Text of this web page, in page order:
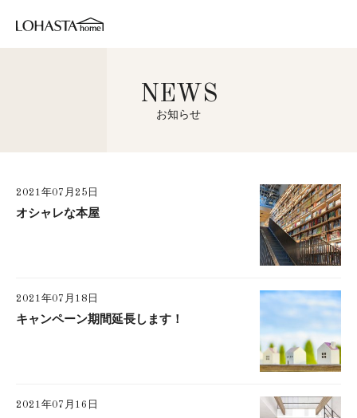
NEWS
お知らせ
2021年07月25日
オシャレな本屋
2021年07月18日
キャンペーン期間延長します！
2021年07月16日